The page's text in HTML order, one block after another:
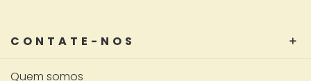
CONTATE-NOS
Quem somos